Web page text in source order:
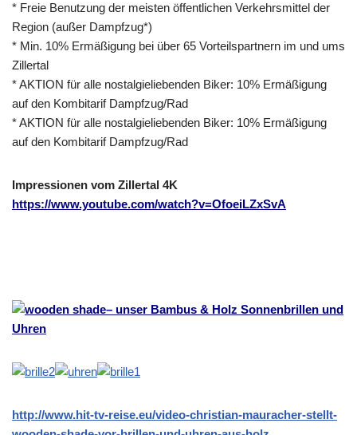
* Freie Benutzung der meisten öffentlichen Verkehrsmittel der
Region (außer Dampfzug*)
* Min. 10% Ermäßigung bei über 65 Vorteilspartnern im und ums
Zillertal
* AKTION für alle nostalgieliebenden Biker: 10% Ermäßigung
auf den Kombitarif Dampfzug/Rad
* AKTION für alle nostalgieliebenden Biker: 10% Ermäßigung
auf den Kombitarif Dampfzug/Rad
Impressionen vom Zillertal 4K
https://www.youtube.com/watch?v=OfoeiLZxSvA
– unser Bambus & Holz Sonnenbrillen und
Uhren
http://www.hit-tv-reise.eu/video-christian-mauracher-stellt-